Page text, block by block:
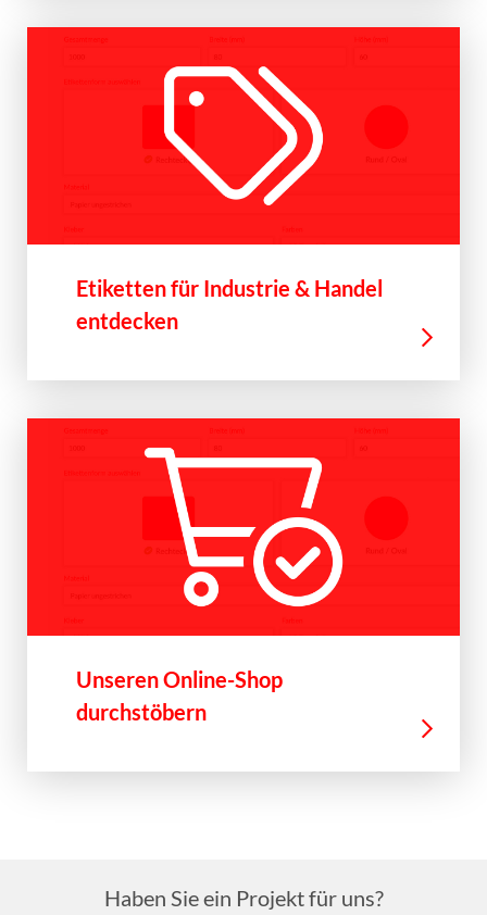
Etiketten für Industrie & Handel
entdecken
Unseren Online-Shop
durchstöbern
Haben Sie ein Projekt für uns?